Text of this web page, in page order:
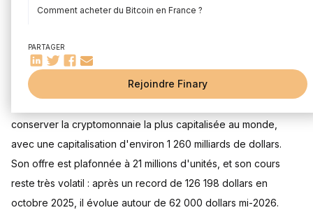
Comment acheter du Bitcoin en France ?
Quels sont les risques d'investir dans le Bitcoin ?
Quelle est la fiscalité du Bitcoin en France ?
Quelle stratégie pour investir dans le Bitcoin ?
Questions fréquentes
Est-il trop tard pour investir dans le Bitcoin en 2026 ?
Peut-on investir dans le Bitcoin sans risque ?
Quelle est la fiscalité applicable aux plus-values de Bitcoin
?
PARTAGER
Rejoindre Finary
Mis à jour le 13 juillet 2026
conserver la cryptomonnaie la plus capitalisée au monde,
avec une capitalisation d'environ 1 260 milliards de dollars.
Son offre est plafonnée à 21 millions d'unités, et son cours
reste très volatil : après un record de 126 198 dollars en
octobre 2025, il évolue autour de 62 000 dollars mi-2026.